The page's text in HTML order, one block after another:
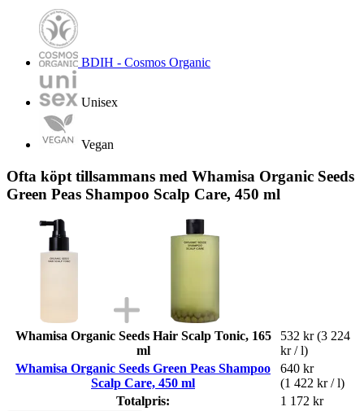
BDIH - Cosmos Organic
Unisex
Vegan
Ofta köpt tillsammans med Whamisa Organic Seeds
Green Peas Shampoo Scalp Care, 450 ml
Whamisa Organic Seeds Hair Scalp Tonic, 165
ml
532 kr (3 224
kr / l)
Whamisa Organic Seeds Green Peas Shampoo
Scalp Care, 450 ml
640 kr
(1 422 kr / l)
Totalpris:
1 172 kr